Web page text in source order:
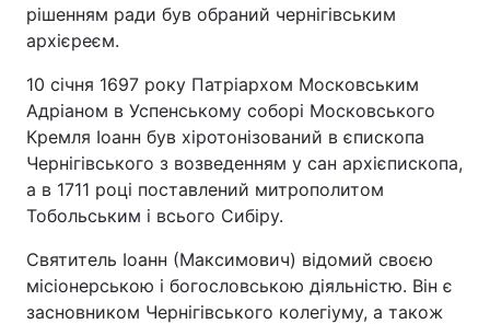
рішенням ради був обраний чернігівським
архієреєм.
10 січня 1697 року Патріархом Московським
Адріаном в Успенському соборі Московського
Кремля Іоанн був хіротонізований в єпископа
Чернігівського з возведенням у сан архієпископа,
а в 1711 році поставлений митрополитом
Тобольським і всього Сибіру.
Святитель Іоанн (Максимович) відомий своєю
місіонерською і богословською діяльністю. Він є
засновником Чернігівського колегіуму, а також